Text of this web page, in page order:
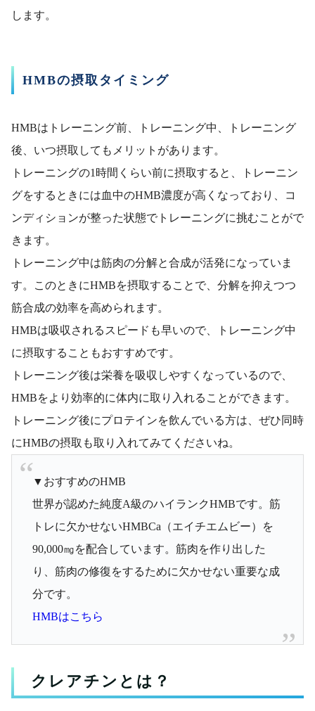
します。
HMBの摂取タイミング
HMBはトレーニング前、トレーニング中、トレーニング
後、いつ摂取してもメリットがあります。
トレーニングの1時間くらい前に摂取すると、トレーニン
グをするときには血中のHMB濃度が高くなっており、コ
ンディションが整った状態でトレーニングに挑むことがで
きます。
トレーニング中は筋肉の分解と合成が活発になっていま
す。このときにHMBを摂取することで、分解を抑えつつ
筋合成の効率を高められます。
HMBは吸収されるスピードも早いので、トレーニング中
に摂取することもおすすめです。
トレーニング後は栄養を吸収しやすくなっているので、
HMBをより効率的に体内に取り入れることができます。
トレーニング後にプロテインを飲んでいる方は、ぜひ同時
にHMBの摂取も取り入れてみてくださいね。
▼おすすめのHMB
世界が認めた純度A級のハイランクHMBです。筋
トレに欠かせないHMBCa（エイチエムビー）を
90,000㎎を配合しています。筋肉を作り出した
り、筋肉の修復をするために欠かせない重要な成
分です。
HMBはこちら
クレアチンとは？